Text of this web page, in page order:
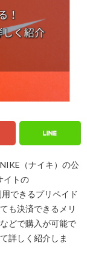
（ナイキ）の公
イトの
できるプリペイド
も決済できるメリ
どで購入が可能で
詳しく紹介しま